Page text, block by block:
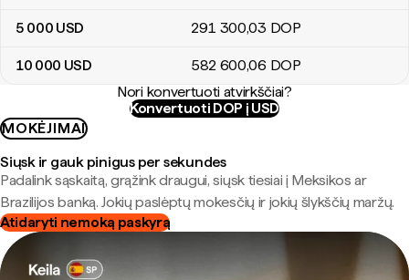
5 000 USD 291 300,03 DOP
10 000 USD 582 600,06 DOP
Nori konvertuoti atvirkščiai?
Konvertuoti DOP į USD
MOKĖJIMAI
Siųsk ir gauk pinigus per sekundes
Padalink sąskaitą, grąžink draugui, siųsk tiesiai į Meksikos ar
Brazilijos banką. Jokių paslėptų mokesčių ir jokių šlykščių maržų.
Atidaryti nemoką paskyrą